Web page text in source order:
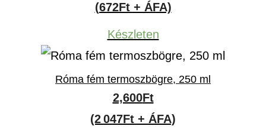
(672Ft + ÁFA)
Készleten
Róma fém termoszbögre, 250 ml
2,600Ft
(2 047Ft + ÁFA)